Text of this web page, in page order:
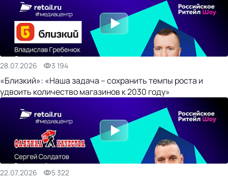
28.07.2026 3 194
«Близкий»: «Наша задача – сохранить темпы роста и
удвоить количество магазинов к 2030 году»
22.07.2026 5 322